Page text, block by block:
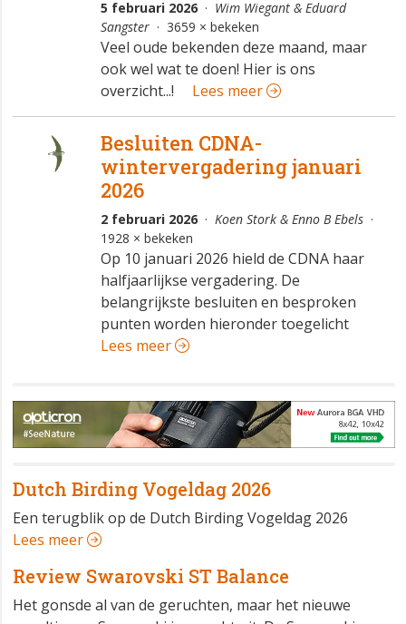
5 februari 2026· Wim Wiegant & Eduard
Sangster· 3659 × bekeken
Veel oude bekenden deze maand, maar
ook wel wat te doen! Hier is ons
overzicht...!
Lees meer
Besluiten CDNA-
wintervergadering januari
2026
2 februari 2026· Koen Stork & Enno B Ebels·
1928 × bekeken
Op 10 januari 2026 hield de CDNA haar
halfjaarlijkse vergadering. De
belangrijkste besluiten en besproken
punten worden hieronder toegelicht
Lees meer
Dutch Birding Vogeldag 2026
Een terugblik op de Dutch Birding Vogeldag 2026
Lees meer
Review Swarovski ST Balance
Het gonsde al van de geruchten, maar het nieuwe